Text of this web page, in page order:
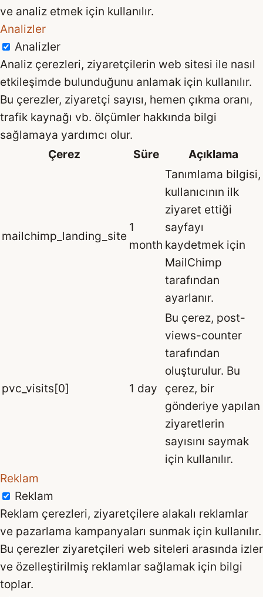
ve analiz etmek için kullanılır.
Analizler
Analizler
Analiz çerezleri, ziyaretçilerin web sitesi ile nasıl
etkileşimde bulunduğunu anlamak için kullanılır.
Bu çerezler, ziyaretçi sayısı, hemen çıkma oranı,
trafik kaynağı vb. ölçümler hakkında bilgi
sağlamaya yardımcı olur.
Çerez
Süre Açıklama
mailchimp_landing_site
1
month
Tanımlama bilgisi,
kullanıcının ilk
ziyaret ettiği
sayfayı
kaydetmek için
MailChimp
tarafından
ayarlanır.
pvc_visits[0] 1 day
Bu çerez, post-
views-counter
tarafından
oluşturulur. Bu
çerez, bir
gönderiye yapılan
ziyaretlerin
sayısını saymak
için kullanılır.
Reklam
Reklam
Reklam çerezleri, ziyaretçilere alakalı reklamlar
ve pazarlama kampanyaları sunmak için kullanılır.
Bu çerezler ziyaretçileri web siteleri arasında izler
ve özelleştirilmiş reklamlar sağlamak için bilgi
toplar.